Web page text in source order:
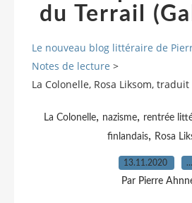
du Terrail
Le nouveau blog littéraire de
Notes de lecture >
La Colonelle, Rosa Liksom,
La Colonelle, nazisme, rentrée
finlandais, Rosa
13.11.2020 …
Par Pierre